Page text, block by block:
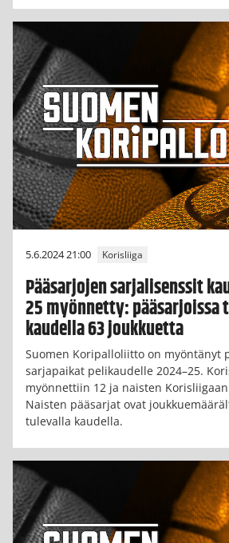
5.6.2024 21:00 Korisliiga
Pääsarjojen sarjalisenssit
25 myönnetty: pääsarjoissa
kaudella 63 joukkuetta
Suomen Koripalloliitto on myöntänyt
sarjapaikat pelikaudelle 2024–25.
myönnettiin 12 ja naisten
Naisten pääsarjat ovat
tulevalla kaudella.